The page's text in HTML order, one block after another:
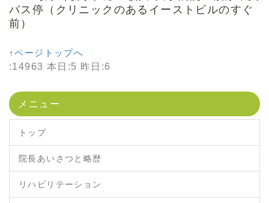
バス停（クリニックのあるイーストビルのすぐ
前）
↑ページトップへ
:14963 本日:5 昨日:6
メニュー
トップ
院長あいさつと略歴
リハビリテーション